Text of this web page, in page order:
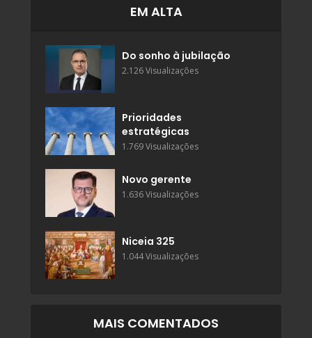
EM ALTA
Do sonho à jubilação
2.126 Visualizações
Prioridades
estratégicas
1.769 Visualizações
Novo gerente
1.636 Visualizações
Niceia 325
1.044 Visualizações
MAIS COMENTADOS